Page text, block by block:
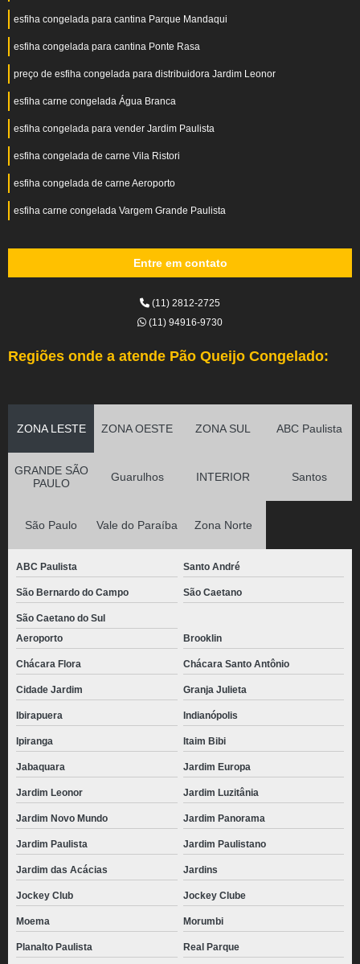
esfiha congelada para cantina Parque Mandaqui
esfiha congelada para cantina Ponte Rasa
preço de esfiha congelada para distribuidora Jardim Leonor
esfiha carne congelada Água Branca
esfiha congelada para vender Jardim Paulista
esfiha congelada de carne Vila Ristori
esfiha congelada de carne Aeroporto
esfiha carne congelada Vargem Grande Paulista
Entre em contato
(11) 2812-2725
(11) 94916-9730
Regiões onde a atende Pão Queijo Congelado:
ZONA LESTE ZONA OESTE ZONA SUL ABC Paulista
GRANDE SÃO
PAULO
Guarulhos INTERIOR Santos
São Paulo Vale do Paraíba Zona Norte
ABC Paulista Santo André
São Bernardo do Campo São Caetano
São Caetano do Sul
Aeroporto
Brooklin
Chácara Flora Chácara Santo Antônio
Cidade Jardim Granja Julieta
Ibirapuera Indianópolis
Ipiranga Itaim Bibi
Jabaquara Jardim Europa
Jardim Leonor Jardim Luzitânia
Jardim Novo Mundo Jardim Panorama
Jardim Paulista Jardim Paulistano
Jardim das Acácias Jardins
Jockey Club Jockey Clube
Moema Morumbi
Planalto Paulista Real Parque